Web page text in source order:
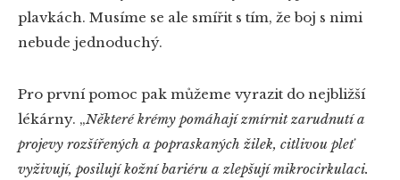
plavkách. Musíme se ale smířit s tím, že boj s nimi
nebude jednoduchý.
Pro první pomoc pak můžeme vyrazit do nejbližší
lékárny. „Některé krémy pomáhají zmírnit zarudnutí a
projevy rozšířených a popraskaných žilek, citlivou pleť
vyživují, posilují kožní bariéru a zlepšují mikrocirkulaci.